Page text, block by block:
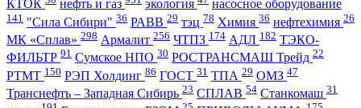
КТОК нефть и газ экология насосное оборудование
141 "Сила Сибири" 36 РАВВ 29 тэц 78 Химия 36 нефтехимия 26
МК «Сплав» 298 Армалит 256 ЧТПЗ 174 АДЛ 182 ТЭКО-
ФИЛЬТР 91 Сумское НПО 30 РОСТРАНСМАШ Трейд 22
РТМТ 150 РЭП Холдинг 86 ГОСТ 31 ТПА 29 ОМЗ 47
Транснефть – Западная Сибирь 23 СПЛАВ 54 Станкомаш 31